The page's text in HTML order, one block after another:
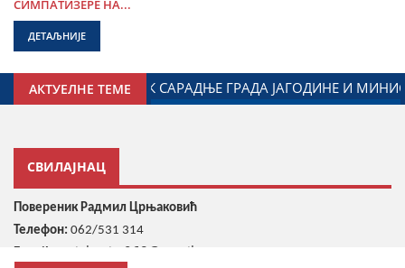
СИМПАТИЗЕРЕ НА...
ДЕТАЉНИЈЕ
АКТУЕЛНЕ ТЕМЕ
ЗА ОДНОСЕ СА ДИЈАСПОРОМ ДАЛИБОР
СВИЛАЈНАЦ
Повереник Радмил Црњаковић
Телефон: 062/531 314
crnjakovicr968@gmail.com